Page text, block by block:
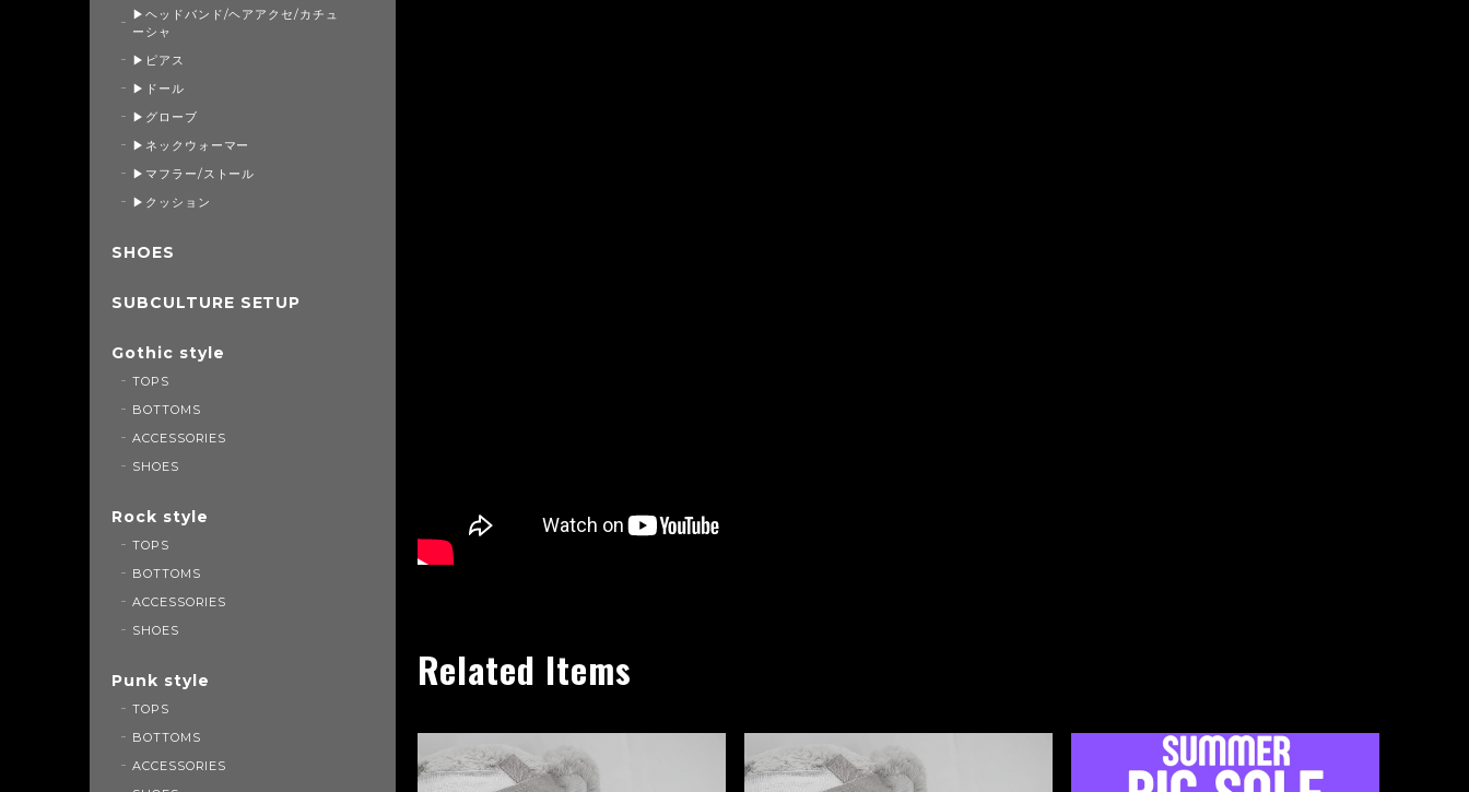
Related Items
▶ヘッドバンド/ヘアアクセ/カチュ
ーシャ
▶ピアス
▶ドール
▶グローブ
▶ネックウォーマー
▶マフラー/ストール
▶クッション
SHOES
SUBCULTURE SETUP
Gothic style
TOPS
BOTTOMS
ACCESSORIES
SHOES
Rock style
TOPS
BOTTOMS
ACCESSORIES
SHOES
Punk style
TOPS
BOTTOMS
ACCESSORIES